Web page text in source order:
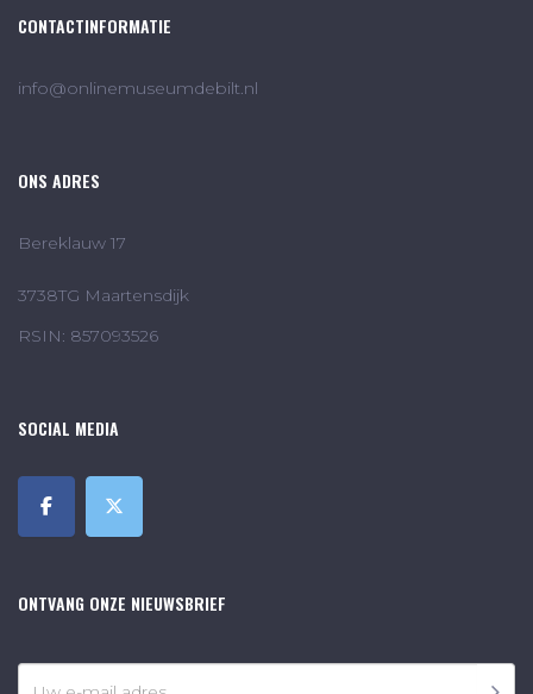
CONTACTINFORMATIE
info@onlinemuseumdebilt.nl
ONS ADRES
Bereklauw 17
3738TG Maartensdijk
RSIN: 857093526
SOCIAL MEDIA
ONTVANG ONZE NIEUWSBRIEF